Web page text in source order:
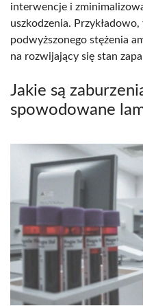
interwencje i
uszkodzenia.
podwyższonego stężenia
na rozwijający się stan
Jakie są
spowodowane